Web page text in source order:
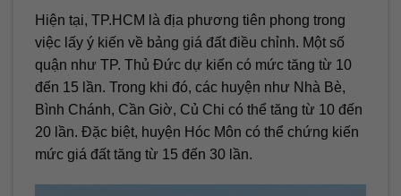
Hiện tại, TP.HCM là địa phương tiên phong trong
việc lấy ý kiến về bảng giá đất điều chỉnh. Một số
quận như TP. Thủ Đức dự kiến có mức tăng từ 10
đến 15 lần. Trong khi đó, các huyện như Nhà Bè,
Bình Chánh, Cần Giờ, Củ Chi có thể tăng từ 10 đến
20 lần. Đặc biệt, huyện Hóc Môn có thể chứng kiến
mức giá đất tăng từ 15 đến 30 lần.